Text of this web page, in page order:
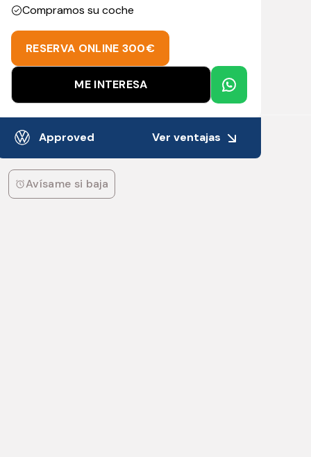
Compramos su coche
RESERVA ONLINE 300€
ME INTERESA
Approved Ver ventajas
Avísame si baja